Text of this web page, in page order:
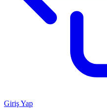
Giriş Yap